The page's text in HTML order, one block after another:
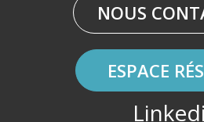
NOUS
ESPACE